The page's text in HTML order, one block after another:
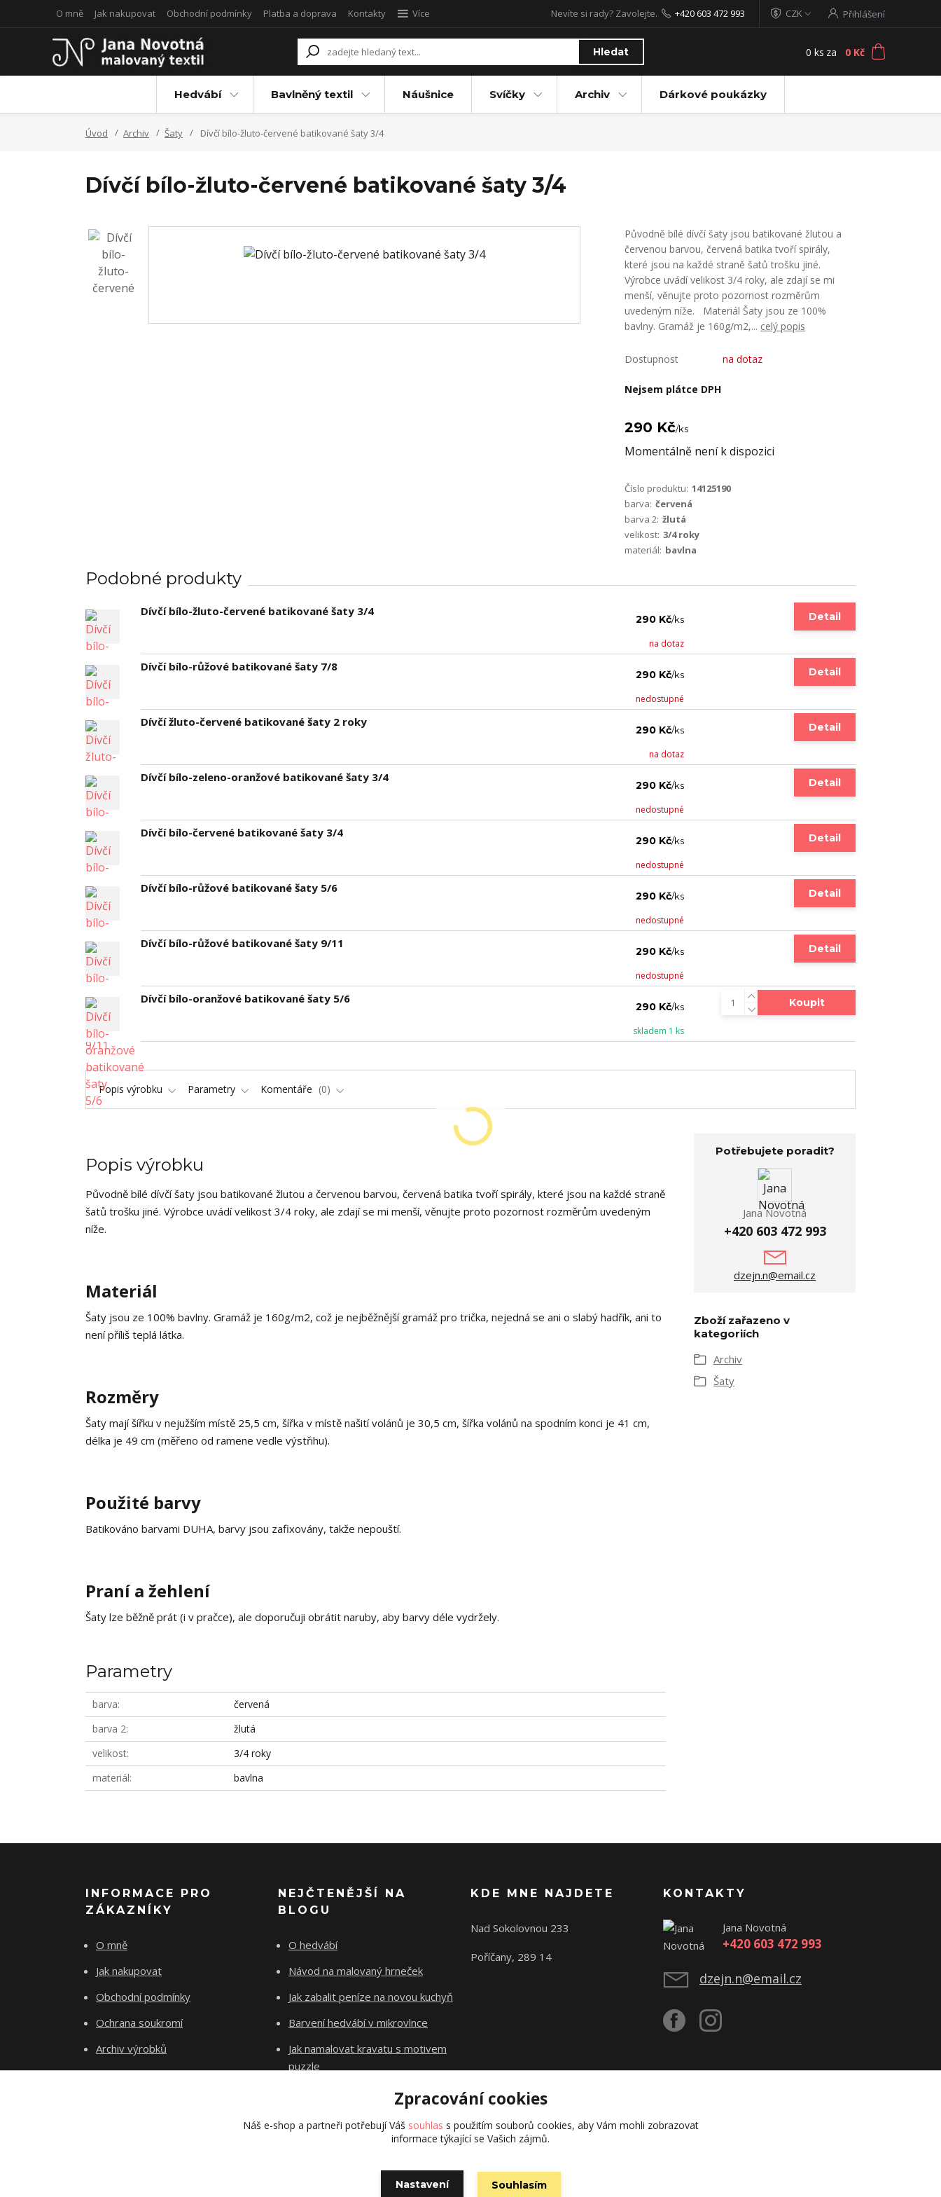
O mně Jak nakupovat Obchodní podmínky Platba a doprava Kontakty Více CZK Přihlášení
Hledat
Nevíte si rady? Zavolejte. +420 603 472 993
0 ks za 0 Kč
Hedvábí Bavlněný textil Náušnice Svíčky Archiv Dárkové poukázky
Úvod Archiv Šaty Dívčí bílo-žluto-červené batikované šaty 3/4
Dívčí bílo-žluto-červené batikované šaty 3/4
Původně bílé dívčí šaty jsou batikované žlutou a
červenou barvou, červená batika tvoří spirály,
které jsou na každé straně šatů trošku jiné.
Výrobce uvádí velikost 3/4 roky, ale zdají se mi
menší, věnujte proto pozornost rozměrům
uvedeným níže. Materiál Šaty jsou ze 100%
bavlny. Gramáž je 160g/m2,... celý popis
Dostupnost na dotaz
Nejsem plátce DPH
290 Kč/ks
Momentálně není k dispozici
Číslo produktu: 14125190
barva: červená
barva 2: žlutá
velikost: 3/4 roky
materiál: bavlna
Podobné produkty
Dívčí bílo-žluto-červené batikované šaty 3/4
290 Kč/ks
na dotaz
Detail
Dívčí bílo-růžové batikované šaty 7/8
290 Kč/ks
nedostupné
Detail
Dívčí žluto-červené batikované šaty 2 roky
290 Kč/ks
na dotaz
Detail
Dívčí bílo-zeleno-oranžové batikované šaty 3/4
290 Kč/ks
nedostupné
Detail
Dívčí bílo-červené batikované šaty 3/4
290 Kč/ks
nedostupné
Detail
Dívčí bílo-růžové batikované šaty 5/6
290 Kč/ks
nedostupné
Detail
Dívčí bílo-růžové batikované šaty 9/11
290 Kč/ks
nedostupné
Detail
Dívčí bílo-oranžové batikované šaty 5/6
290 Kč/ks
skladem 1 ks
Koupit
Popis výrobku Parametry Komentáře 0
Popis výrobku
Původně bílé dívčí šaty jsou batikované žlutou a červenou barvou, červená batika tvoří spirály, které jsou na každé straně
šatů trošku jiné. Výrobce uvádí velikost 3/4 roky, ale zdají se mi menší, věnujte proto pozornost rozměrům uvedeným
níže.
Materiál
Šaty jsou ze 100% bavlny. Gramáž je 160g/m2, což je nejběžnější gramáž pro trička, nejedná se ani o slabý hadřík, ani to
není příliš teplá látka.
Rozměry
Šaty mají šířku v nejužším místě 25,5 cm, šířka v místě našití volánů je 30,5 cm, šířka volánů na spodním konci je 41 cm,
délka je 49 cm (měřeno od ramene vedle výstřihu).
Použité barvy
Batikováno barvami DUHA, barvy jsou zafixovány, takže nepouští.
Praní a žehlení
Šaty lze běžně prát (i v pračce), ale doporučuji obrátit naruby, aby barvy déle vydržely.
Parametry
barva
červená
barva 2
žlutá
velikost
3/4 roky
materiál
bavlna
Potřebujete poradit?
Jana Novotná
+420 603 472 993
dzejn.n@email.cz
Zboží zařazeno v
kategoriích
Archiv
Šaty
INFORMACE PRO
ZÁKAZNÍKY
O mně
Jak nakupovat
Obchodní podmínky
Ochrana soukromí
Archiv výrobků
Kontakty
NEJČTENĚJŠÍ NA
BLOGU
O hedvábí
Návod na malovaný hrneček
Jak zabalit peníze na novou kuchyň
Barvení hedvábí v mikrovlnce
Jak namalovat kravatu s motivem
puzzle
KDE MNE NAJDETE
Nad Sokolovnou 233
Poříčany, 289 14
Původní stránky
KONTAKTY
Jana Novotná
+420 603 472 993
dzejn.n@email.cz
Zpracování cookies
Náš e-shop a partneři potřebují Váš souhlas s použitím souborů cookies, aby Vám mohli zobrazovat
informace týkající se Vašich zájmů.
Nastavení Souhlasím